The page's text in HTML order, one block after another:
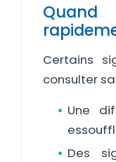
Certains
consulter
Une
Des